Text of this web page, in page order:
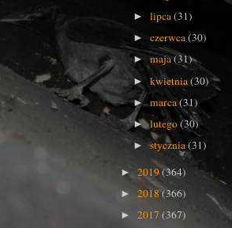
►lipca(31)
►czerwca(30)
►maja(31)
►kwietnia(30)
►marca(31)
►lutego(30)
►stycznia(31)
► 2019(364)
► 2018(366)
► 2017 (367)